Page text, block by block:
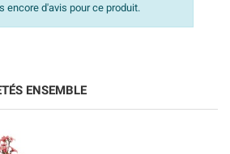
encore d'avis pour ce produit.
ENSEMBLE